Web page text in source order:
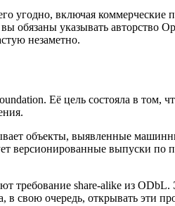
угодно, включая коммерческие
обязаны указывать авторство
незаметно.
Её цель состояла в том,
объекты, выявленные
версионированные выпуски по
требование share-alike из
в свою очередь, открывать эти